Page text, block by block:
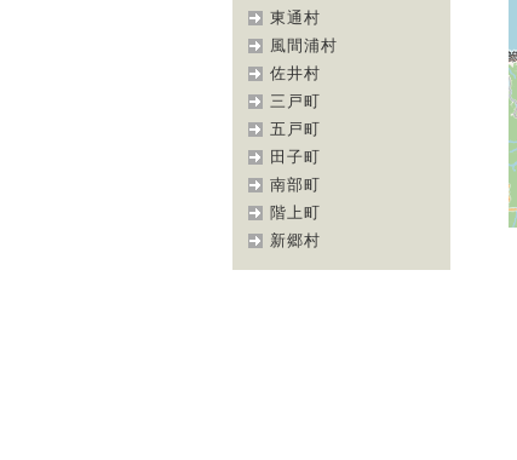
東通村
風間浦村
佐井村
三戸町
五戸町
田子町
南部町
階上町
新郷村